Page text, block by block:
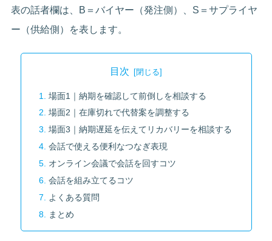
表の話者欄は、B＝バイヤー（発注側）、S＝サプライヤ
ー（供給側）を表します。
目次
場面1｜納期を確認して前倒しを相談する
場面2｜在庫切れで代替案を調整する
場面3｜納期遅延を伝えてリカバリーを相談する
会話で使える便利なつなぎ表現
オンライン会議で会話を回すコツ
会話を組み立てるコツ
よくある質問
まとめ